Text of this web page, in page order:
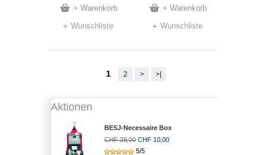
+ Warenkorb
Wunschliste
+ Warenkorb
Wunschliste
1 2 > >|
Aktionen
BESJ-Necessaire Box
CHF 39,00 CHF 10,00
5/5